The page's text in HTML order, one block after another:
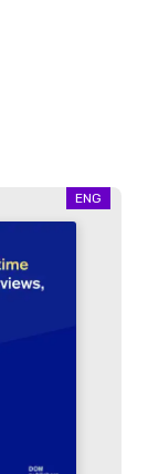
ENG